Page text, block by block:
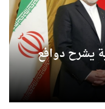
يشرح دوافع